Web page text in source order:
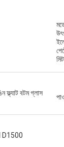
ফ্ল্যাট বটম গ্লাস